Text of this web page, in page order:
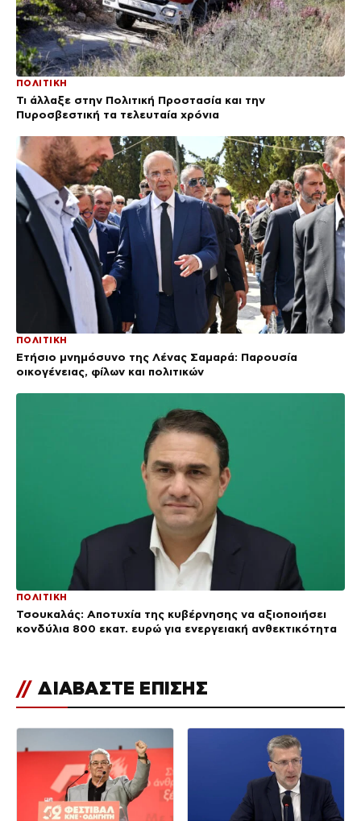
ΠΟΛΙΤΙΚΗ
Τι άλλαξε στην Πολιτική Προστασία και την
Πυροσβεστική τα τελευταία χρόνια
ΠΟΛΙΤΙΚΗ
Ετήσιο μνημόσυνο της Λένας Σαμαρά: Παρουσία
οικογένειας, φίλων και πολιτικών
ΠΟΛΙΤΙΚΗ
Τσουκαλάς: Αποτυχία της κυβέρνησης να αξιοποιήσει
κονδύλια 800 εκατ. ευρώ για ενεργειακή ανθεκτικότητα
// ΔΙΑΒΑΣΤΕ ΕΠΙΣΗΣ